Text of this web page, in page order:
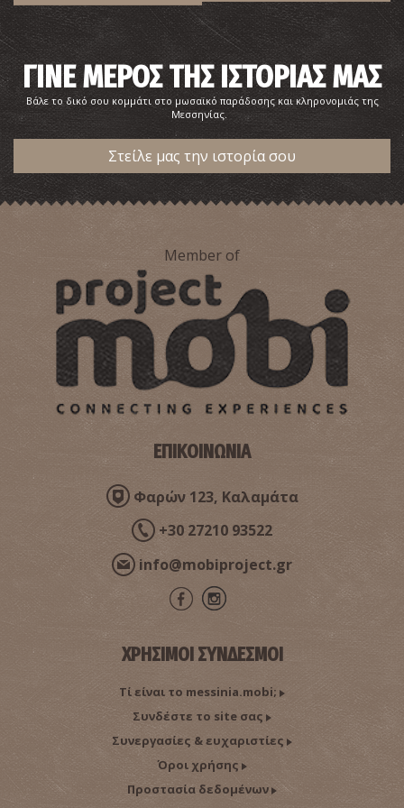
ΓΙΝΕ ΜΕΡΟΣ ΤΗΣ ΙΣΤΟΡΙΑΣ ΜΑΣ
Βάλε το δικό σου κομμάτι στο μωσαϊκό παράδοσης και κληρονομιάς της
Μεσσηνίας.
Στείλε μας την ιστορία σου
Member of
ΕΠΙΚΟΙΝΩΝΙΑ
Φαρών 123, Καλαμάτα
+30 27210 93522
info@mobiproject.gr
ΧΡΗΣΙΜΟΙ ΣΥΝΔΕΣΜΟΙ
Τί είναι το messinia.mobi;
Συνδέστε το site σας
Συνεργασίες & ευχαριστίες
Όροι χρήσης
Προστασία δεδομένων